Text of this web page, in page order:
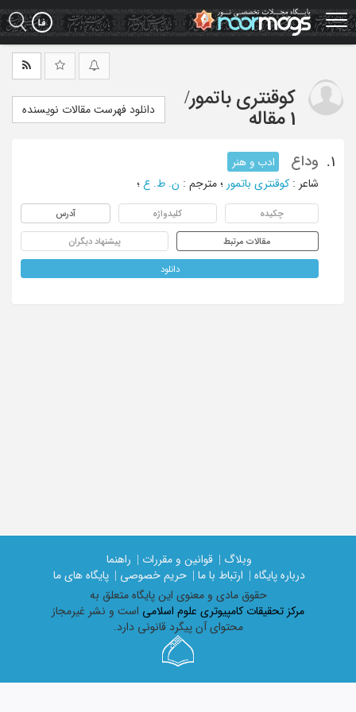
Skip
to
main
کوقنتری باتمور/
1 مقاله
دانلود فهرست مقالات نویسنده
1. وداع
ادب و هنر
شاعر : کوقنتری باتمور ؛ مترجم : ن. ط. ع ؛
چکیده کلیدواژه آدرس
مقالات مرتبط پیشنهاد دیگران
دانلود
وبلاگ | قوانین و مقررات |
راهنما
درباره پایگاه |
ارتباط با ما | حریم خصوصی |
پایگاه های ما
حقوق مادی و معنوی اين پايگاه متعلق به
مرکز تحقیقات کامپیوتری علوم اسلامی است و نشر غیرمجاز
محتوای آن پیگرد قانونی دارد.